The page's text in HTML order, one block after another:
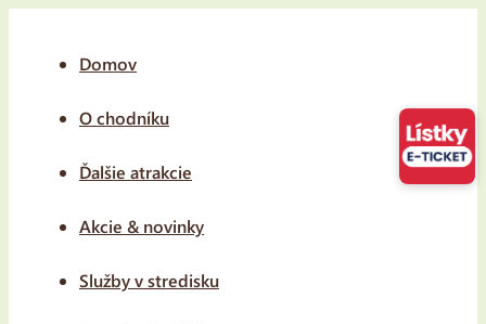
Domov
O chodníku
Ďalšie atrakcie
Akcie & novinky
Služby v stredisku